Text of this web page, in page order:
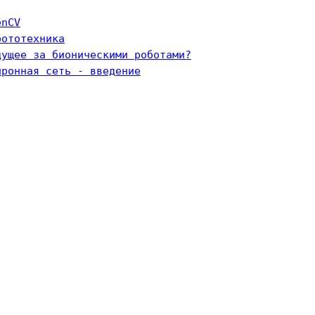
за бионическими роботами?
сеть - введение